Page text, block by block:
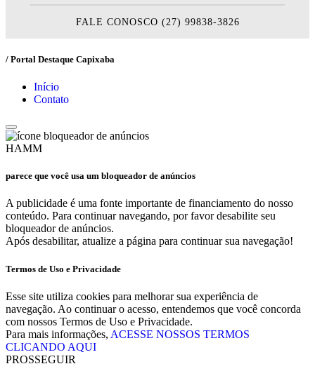
FALE CONOSCO (27) 99838-3826
/ Portal Destaque Capixaba
Início
Contato
HAMM
parece que você usa um bloqueador de anúncios
A publicidade é uma fonte importante de financiamento do nosso
conteúdo. Para continuar navegando, por favor desabilite seu
bloqueador de anúncios.
Após desabilitar, atualize a página para continuar sua navegação!
Termos de Uso e Privacidade
Esse site utiliza cookies para melhorar sua experiência de
navegação. Ao continuar o acesso, entendemos que você concorda
com nossos Termos de Uso e Privacidade.
Para mais informações, ACESSE NOSSOS TERMOS
CLICANDO AQUI
PROSSEGUIR